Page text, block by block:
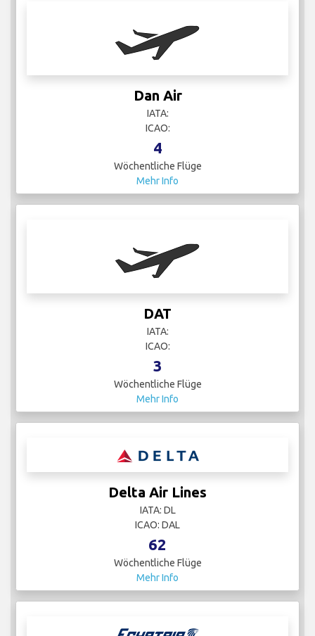
Dan Air
IATA:
ICAO:
4
Wöchentliche Flüge
Mehr Info
DAT
IATA:
ICAO:
3
Wöchentliche Flüge
Mehr Info
Delta Air Lines
IATA: DL
ICAO: DAL
62
Wöchentliche Flüge
Mehr Info